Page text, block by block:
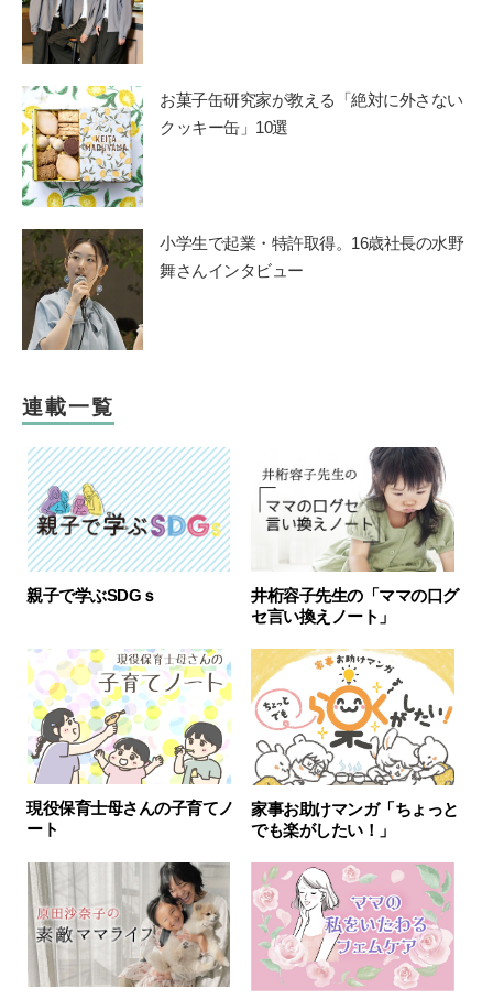
お菓子缶研究家が教える「絶対に外さない
クッキー缶」10選
小学生で起業・特許取得。16歳社長の水野
舞さんインタビュー
連載一覧
親子で学ぶSDGｓ
井桁容子先生の「ママの口グ
セ言い換えノート」
現役保育士母さんの子育てノ
ート
家事お助けマンガ「ちょっと
でも楽がしたい！」